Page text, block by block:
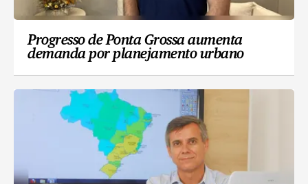
Progresso de Ponta Grossa aumenta
demanda por planejamento urbano